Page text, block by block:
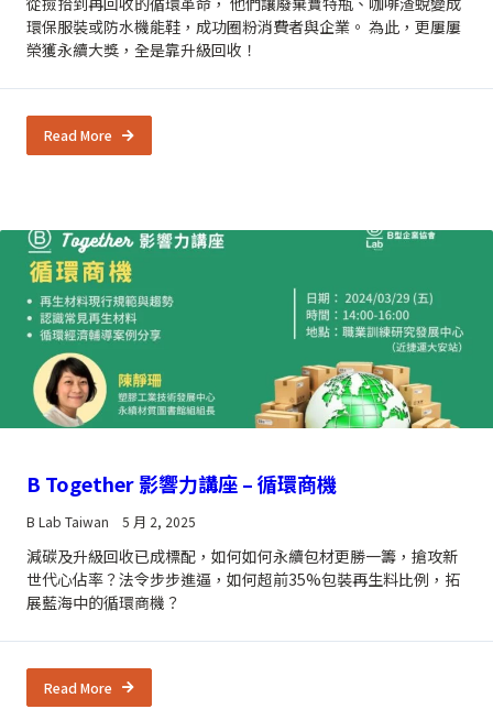
環保服裝或防水機能鞋，成功圈粉消費者與企業。 為此，更屢屢
榮獲永續大獎，全是靠升級回收！
Read More
B Together 影響力講座 – 循環商機
B Lab Taiwan 5 月 2, 2025
減碳及升級回收已成標配，如何如何永續包材更勝一籌，搶攻新
世代心佔率？法令步步進逼，如何超前35%包裝再生料比例，拓
展藍海中的循環商機？
Read More